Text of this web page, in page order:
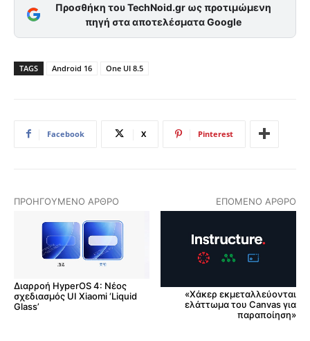
Προσθήκη του TechNoid.gr ως προτιμώμενη
πηγή στα αποτελέσματα Google
TAGS Android 16 One UI 8.5
Facebook X Pinterest
ΠΡΟΗΓΟΎΜΕΝΟ ΆΡΘΡΟ
Διαρροή HyperOS 4: Νέος
σχεδιασμός UI Xiaomi ‘Liquid
Glass’
ΕΠΌΜΕΝΟ ΆΡΘΡΟ
«Χάκερ εκμεταλλεύονται
ελάττωμα του Canvas για
παραποίηση»